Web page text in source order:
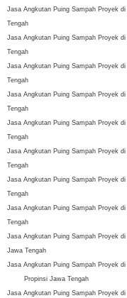
Jasa Angkutan Puing Sampah Proyek di
Tengah
Jasa Angkutan Puing Sampah Proyek di
Tengah
Jasa Angkutan Puing Sampah Proyek di
Tengah
Jasa Angkutan Puing Sampah Proyek di
Tengah
Jasa Angkutan Puing Sampah Proyek di
Tengah
Jasa Angkutan Puing Sampah Proyek di
Tengah
Jasa Angkutan Puing Sampah Proyek di
Tengah
Jasa Angkutan Puing Sampah Proyek di
Tengah
Jasa Angkutan Puing Sampah Proyek di
Jawa Tengah
Jasa Angkutan Puing Sampah Proyek di
Propinsi Jawa Tengah
Jasa Angkutan Puing Sampah Proyek di